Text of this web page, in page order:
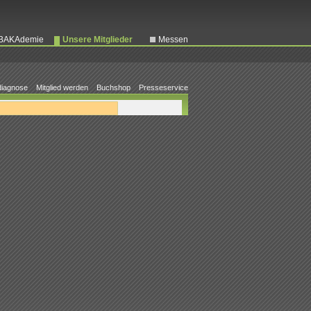
BAKAdemie Unsere Mitglieder Messen
Presseservice
Buchshop
Mitglied werden